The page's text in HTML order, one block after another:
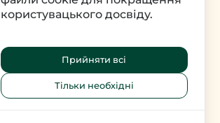
користувацького досвіду.
Прийняти всі
Тільки необхідні